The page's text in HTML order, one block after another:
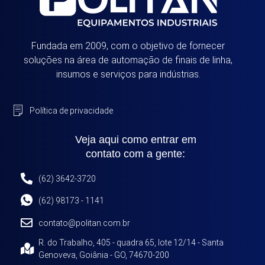
Fundada em 2009, com o objetivo de fornecer
soluções na área de automação de finais de linha,
insumos e serviços para indústrias.
Política de privacidade
Veja aqui como entrar em
contato com a gente:
(62) 3642-3720
(62) 98173 - 1141
contato@politan.com.br
R. do Trabalho, 405 - quadra 65, lote 12/14 - Santa
Genoveva, Goiânia - GO, 74670-200